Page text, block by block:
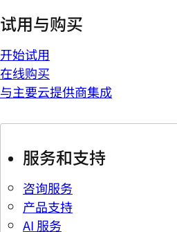
试用与购买
开始试用
在线购买
与主要云提供商集成
服务和支持
咨询服务
产品支持
AI 服务